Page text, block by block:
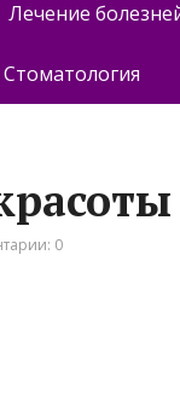
Лечение
Стоматология
0